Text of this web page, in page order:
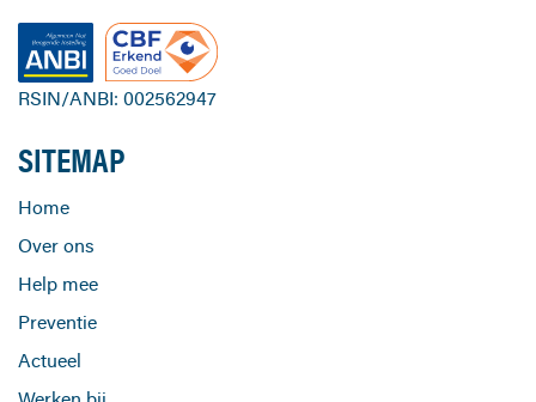
RSIN/ANBI: 002562947
SITEMAP
Home
Over ons
Help mee
Preventie
Actueel